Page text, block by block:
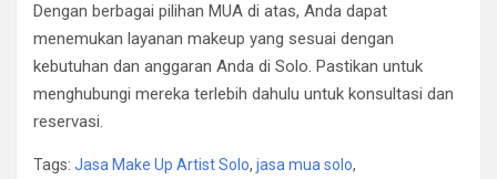
Dengan berbagai pilihan MUA di atas, Anda dapat
menemukan layanan makeup yang sesuai dengan
kebutuhan dan anggaran Anda di Solo. Pastikan untuk
menghubungi mereka terlebih dahulu untuk konsultasi dan
reservasi.
Tags: Jasa Make Up Artist Solo, jasa mua solo,